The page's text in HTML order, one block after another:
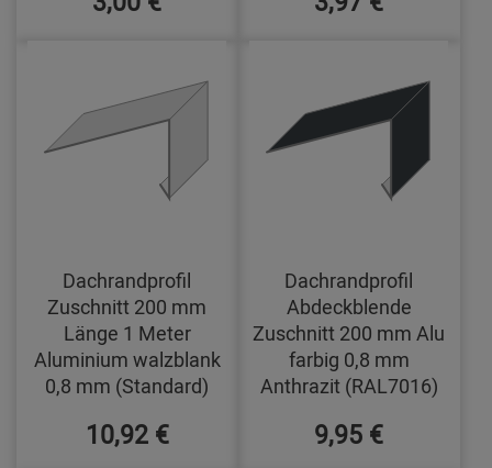
Dachrandprofil
Zuschnitt 200 mm
Länge 1 Meter
Aluminium walzblank
0,8 mm (Standard)
10,92 €
Dachrandprofil
Abdeckblende
Zuschnitt 200 mm Alu
farbig 0,8 mm
Anthrazit (RAL7016)
9,95 €